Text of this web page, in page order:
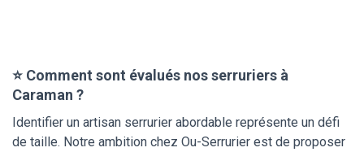
⭐ Comment sont évalués nos serruriers à
Caraman ?
Identifier un artisan serrurier abordable représente un défi
de taille. Notre ambition chez Ou-Serrurier est de proposer